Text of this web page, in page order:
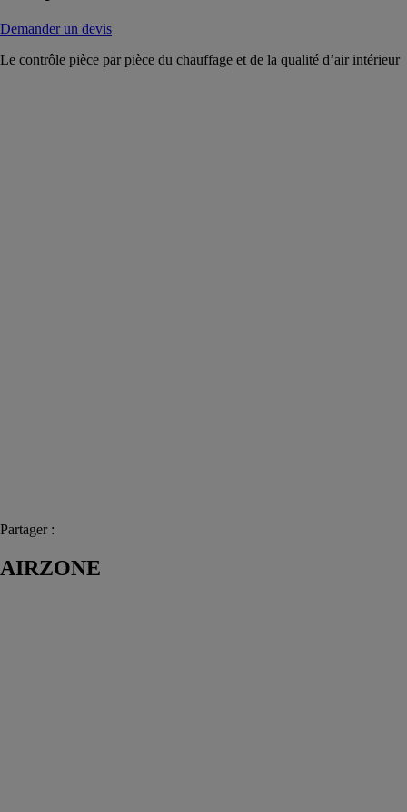
Demander un devis
Le contrôle pièce par pièce du chauffage et de la qualité d’air intérieur
Partager :
AIRZONE